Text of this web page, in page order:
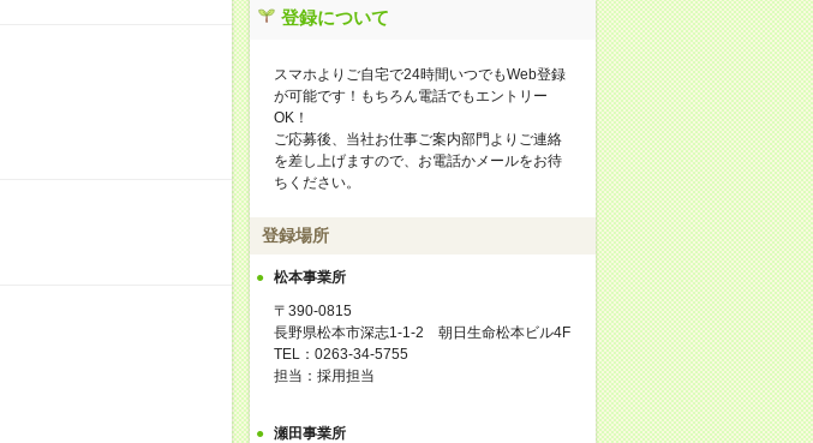
登録について
スマホよりご自宅で24時間いつでもWeb登録
が可能です！もちろん電話でもエントリー
OK！
ご応募後、当社お仕事ご案内部門よりご連絡
を差し上げますので、お電話かメールをお待
ちください。
登録場所
松本事業所
〒390-0815
長野県松本市深志1-1-2 朝日生命松本ビル4F
TEL：0263-34-5755
担当：採用担当
瀬田事業所